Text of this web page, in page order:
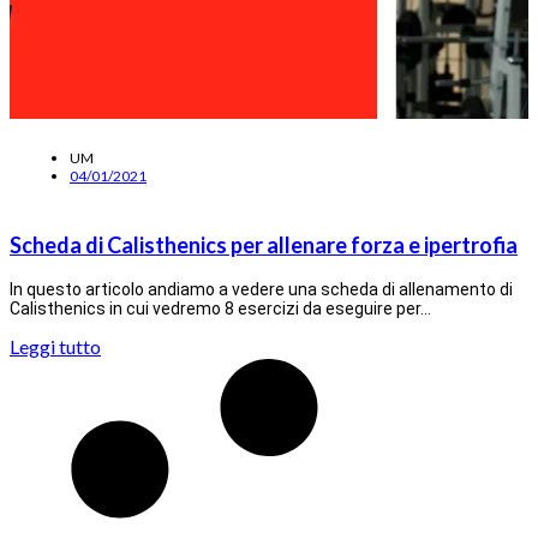
UM
04/01/2021
Scheda di Calisthenics per allenare forza e ipertrofia
In questo articolo andiamo a vedere una scheda di allenamento di
Calisthenics in cui vedremo 8 esercizi da eseguire per…
Leggi tutto